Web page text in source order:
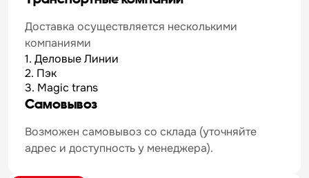
Доставка осуществляется несколькими
компаниями
1. Деловые Линии
2. Пэк
3. Magic trans
Самовывоз
Возможен самовывоз со склада (уточняйте
адрес и доступность у менеджера).